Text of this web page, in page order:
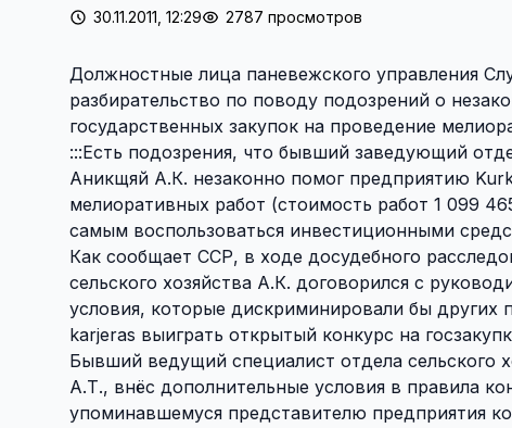
30.11.2011, 12:29 2787 просмотров
Должностные лица паневежского управления
разбирательство по поводу подозрений о
государственных закупок на проведение
:::Есть подозрения, что бывший заведующий
Аникщяй А.К. незаконно помог предприятию
мелиоративных работ (стоимость работ 1 099
самым воспользоваться инвестиционными
Как сообщает ССР, в ходе досудебного
сельского хозяйства А.К. договорился с
условия, которые дискриминировали бы других
karjeras выиграть открытый конкурс на
Бывший ведущий специалист отдела сельского
А.Т., внёс дополнительные условия в правила
упоминавшемуся представителю предприятия